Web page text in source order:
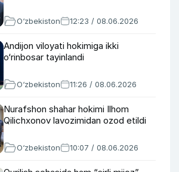
O‘zbekiston 12:23 / 08.06.2026
Andijon viloyati hokimiga ikki
o‘rinbosar tayinlandi
O‘zbekiston 11:26 / 08.06.2026
Nurafshon shahar hokimi Ilhom
Qilichxonov lavozimidan ozod etildi
O‘zbekiston 10:07 / 08.06.2026